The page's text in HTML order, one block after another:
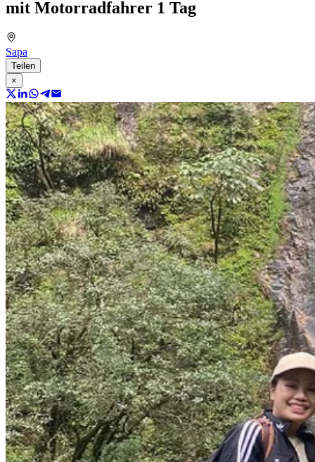
mit Motorradfahrer 1 Tag
Sapa
Teilen
×